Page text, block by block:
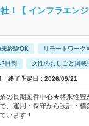
！【 インフラエン
経験OK リモートワーク
日制 女性のおしごと掲載
終了予定日：2026/09/21
の長期案件中心★将来性豊
、運用・保守から設計・
います！